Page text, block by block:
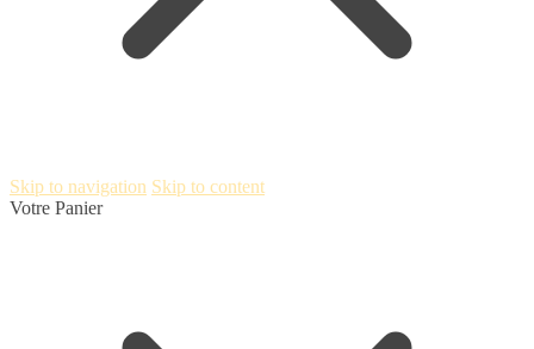
Skip to navigation Skip to content
Votre Panier